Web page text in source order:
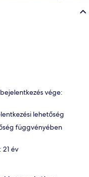
vége:
lehetőség
függvényében
21 év